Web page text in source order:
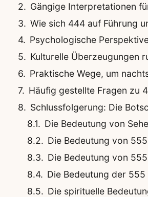
Gängige Interpretationen
Wie sich 444 auf Führung
Psychologische
Kulturelle Überzeugungen
Praktische Wege, um
Häufig gestellte Fragen zu
Schlussfolgerung: Die
Die Bedeutung von
Die Bedeutung von
Die Bedeutung von
Die Bedeutung der
Die spirituelle